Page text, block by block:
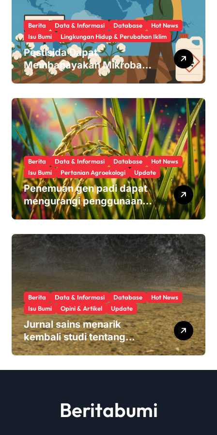
o
n
Berita Data & Informasi Database
Hot News
Isu Bumi
Lingkungan Hidup & Perubahan Iklim
Pestisida Dapat
Membahayakan Mikroba
Usus Kita
Berita Data & Informasi Database
Hot News
Isu Bumi
Pertanian Agroekologi Update
Penemuan gen padi dapat
mengurangi penggunaan
pupuk sekaligus melindungi
Berita Data & Informasi Database
Hot News
Isu Bumi
Opini & Artikel Update
Jurnal sains menarik
kembali studi tentang
keamanan Monsanto
Beritabumi